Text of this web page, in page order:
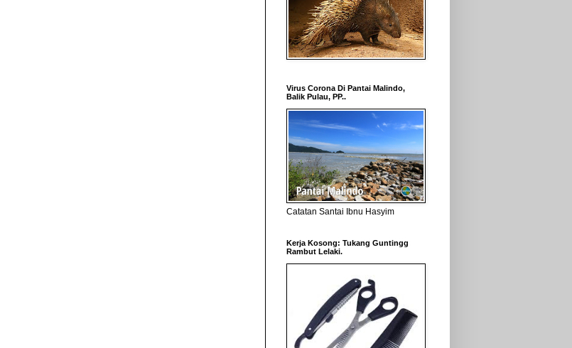
Virus Corona Di Pantai Malindo,
Balik Pulau, PP..
Catatan Santai Ibnu Hasyim
Kerja Kosong: Tukang Guntingg
Rambut Lelaki.